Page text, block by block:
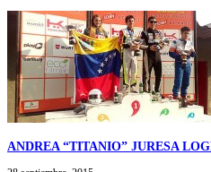
ANDREA “TITANIO” JURESA